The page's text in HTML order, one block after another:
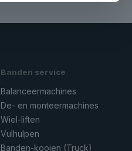
Banden service
Balanceermachines
De- en monteermachines
Wiel-liften
Vulhulpen
Banden-kooien (Truck)